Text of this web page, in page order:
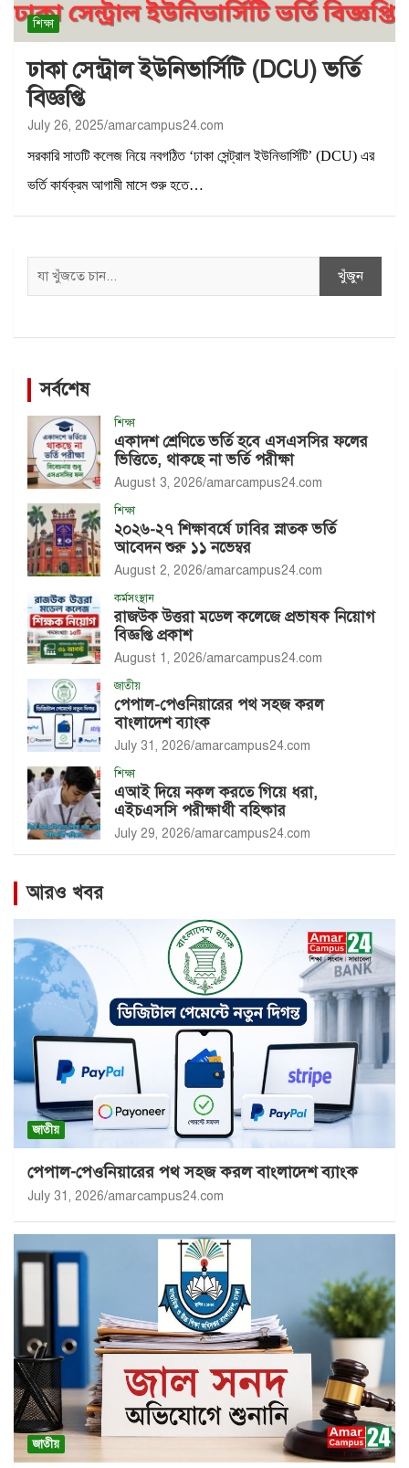
শিক্ষা
ঢাকা সেন্ট্রাল ইউনিভার্সিটি (DCU) ভর্তি
বিজ্ঞপ্তি
July 26, 2025 amarcampus24.com
সরকারি সাতটি কলেজ নিয়ে নবগঠিত ‘ঢাকা সেন্ট্রাল ইউনিভার্সিটি’ (DCU) এর
ভর্তি কার্যক্রম আগামী মাসে শুরু হতে…
Search
খুঁজুন
সর্বশেষ
শিক্ষা
একাদশ শ্রেণিতে ভর্তি হবে এসএসসির ফলের
ভিত্তিতে, থাকছে না ভর্তি পরীক্ষা
August 3, 2026 amarcampus24.com
শিক্ষা
২০২৬-২৭ শিক্ষাবর্ষে ঢাবির স্নাতক ভর্তি
আবেদন শুরু ১১ নভেম্বর
August 2, 2026 amarcampus24.com
কর্মসংস্থান
রাজউক উত্তরা মডেল কলেজে প্রভাষক নিয়োগ
বিজ্ঞপ্তি প্রকাশ
August 1, 2026 amarcampus24.com
জাতীয়
পেপাল-পেওনিয়ারের পথ সহজ করল
বাংলাদেশ ব্যাংক
July 31, 2026 amarcampus24.com
শিক্ষা
এআই দিয়ে নকল করতে গিয়ে ধরা,
এইচএসসি পরীক্ষার্থী বহিষ্কার
July 29, 2026 amarcampus24.com
আরও খবর
জাতীয়
পেপাল-পেওনিয়ারের পথ সহজ করল বাংলাদেশ ব্যাংক
July 31, 2026 amarcampus24.com
জাতীয়